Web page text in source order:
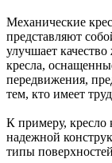
Механические
представляют
улучшает
кресла,
передвижения,
тем, кто имеет
К примеру, кресло
надежной
типы